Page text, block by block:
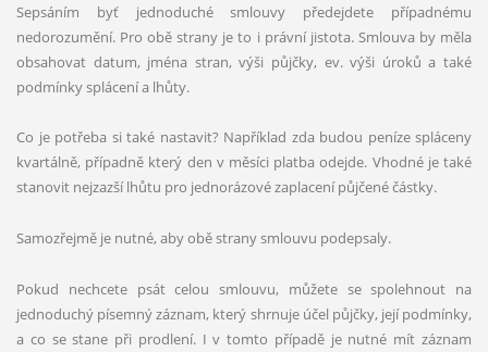
Sepsáním byť jednoduché smlouvy předejdete případnému
nedorozumění. Pro obě strany je to i právní jistota. Smlouva by měla
obsahovat datum, jména stran, výši půjčky, ev. výši úroků a také
podmínky splácení a lhůty.
Co je potřeba si také nastavit? Například zda budou peníze spláceny
kvartálně, případně který den v měsíci platba odejde. Vhodné je také
stanovit nejzazší lhůtu pro jednorázové zaplacení půjčené částky.
Samozřejmě je nutné, aby obě strany smlouvu podepsaly.
Pokud nechcete psát celou smlouvu, můžete se spolehnout na
jednoduchý písemný záznam, který shrnuje účel půjčky, její podmínky,
a co se stane při prodlení. I v tomto případě je nutné mít záznam